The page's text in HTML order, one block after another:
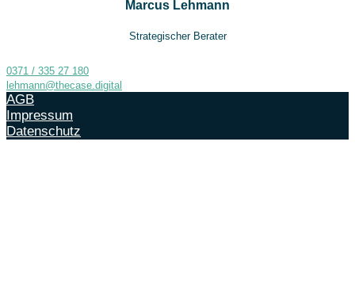
Marcus Lehmann
Strategischer Berater
0371 / 335 27 180
lehmann@thecase.digital
AGB
Impressum
Datenschutz